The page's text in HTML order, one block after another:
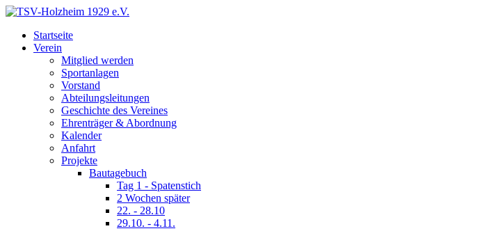
Startseite
Verein
Mitglied werden
Sportanlagen
Vorstand
Abteilungsleitungen
Geschichte des Vereines
Ehrenträger & Abordnung
Kalender
Anfahrt
Projekte
Bautagebuch
Tag 1 - Spatenstich
2 Wochen später
22. - 28.10
29.10. - 4.11.